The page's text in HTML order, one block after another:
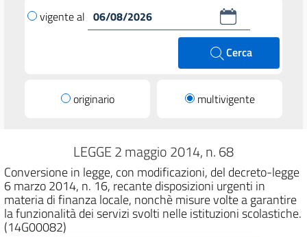
vigente al
Cerca
originario multivigente
LEGGE 2 maggio 2014, n. 68
Conversione in legge, con modificazioni, del decreto-legge
6 marzo 2014, n. 16, recante disposizioni urgenti in
materia di finanza locale, nonchè misure volte a garantire
la funzionalità dei servizi svolti nelle istituzioni scolastiche.
(14G00082)